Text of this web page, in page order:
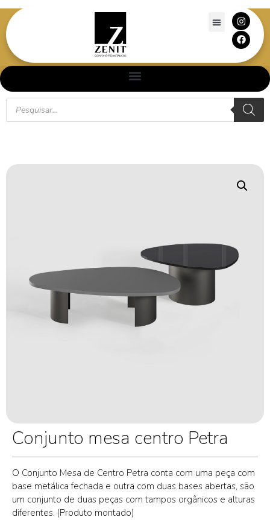
Conjunto mesa centro Petra
O Conjunto Mesa de Centro Petra conta com uma peça com
base metálica fechada e outra com duas bases abertas, são
um conjunto de duas peças com tampos orgânicos e alturas
diferentes. (Produto montado)